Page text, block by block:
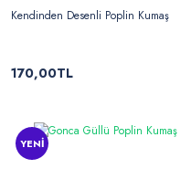
Kendinden Desenli Poplin Kumaş
170,00TL
YENİ